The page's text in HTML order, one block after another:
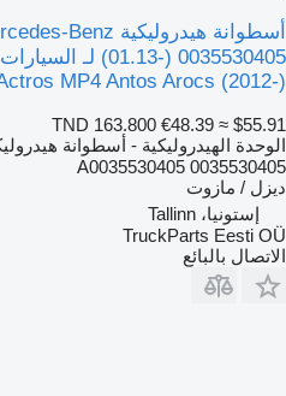
MP4 Antos Arocs (2012-)
TND 163.800 €48.39 ≈ $55.91
الوحدة الهيدروليكية - أسطوانة
0035530405 A0035530405
ديزل / مازوت
إستونيا، Tallinn
TruckParts Eesti OÜ
الاتصال بالبائع